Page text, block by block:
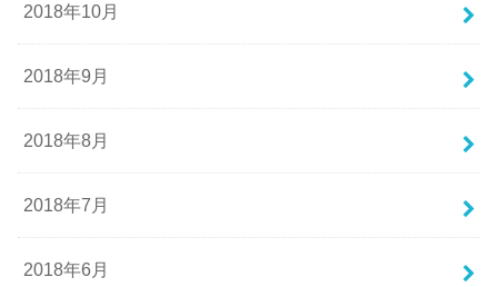
2018年10月
2018年9月
2018年8月
2018年7月
2018年6月